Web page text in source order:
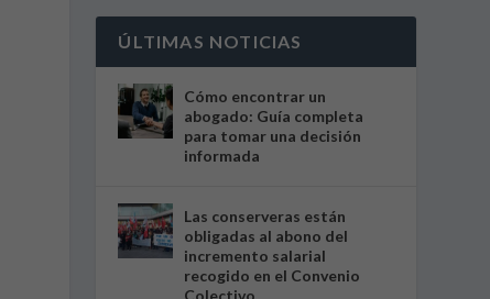
ÚLTIMAS NOTICIAS
Cómo encontrar un
abogado: Guía completa
para tomar una decisión
informada
Las conserveras están
obligadas al abono del
incremento salarial
recogido en el Convenio
Colectivo